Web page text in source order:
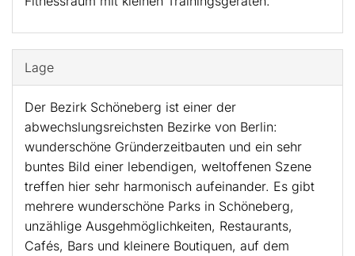
Lage
Der Bezirk Schöneberg ist einer der
abwechslungsreichsten Bezirke von Berlin:
wunderschöne Gründerzeitbauten und ein sehr
buntes Bild einer lebendigen, weltoffenen Szene
treffen hier sehr harmonisch aufeinander. Es gibt
mehrere wunderschöne Parks in Schöneberg,
unzählige Ausgehmöglichkeiten, Restaurants,
Cafés, Bars und kleinere Boutiquen, auf dem